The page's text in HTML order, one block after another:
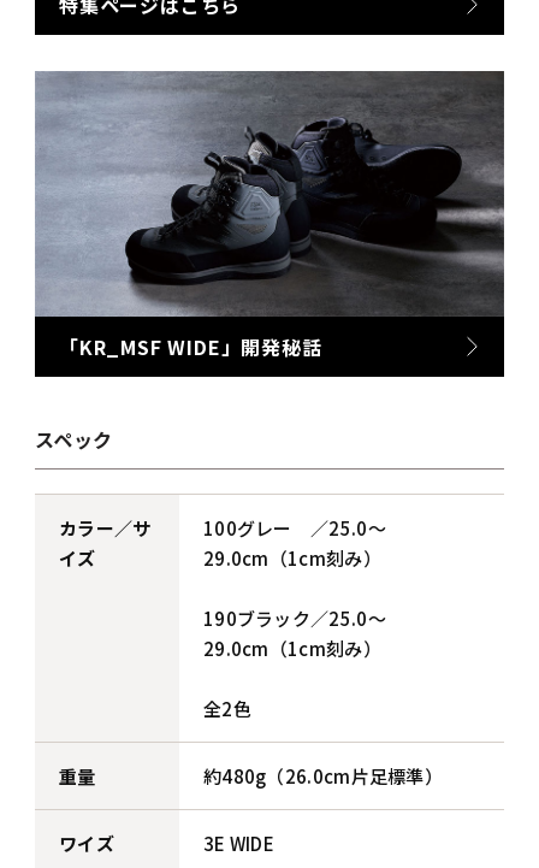
「KR_MSF WIDE」開発秘話
スペック
カラー／サ
イズ
100グレー ／25.0～
29.0cm（1cm刻み）
190ブラック／25.0～
29.0cm（1cm刻み）
全2色
重量 約480g（26.0cm片足標準）
ワイズ 3E WIDE